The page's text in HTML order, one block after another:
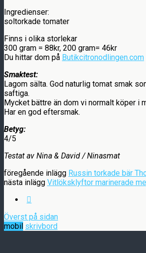
Ingredienser:
soltorkade tomater
Finns i olika storlekar
300 gram = 88kr, 200 gram= 46kr
Du hittar dom på Butikcitronodlingen.com
Smaktest:
Lagom sälta. God naturlig tomat smak
saftiga.
Mycket bättre än dom vi normalt köper i
Har en god eftersmak.
Betyg:
4/5
Testat av Nina & David / Ninasmat
föregående inlägg Russin torkade bär
nästa inlägg Vitlöksklyftor marinerade
Överst på sidan
mobil skrivbord